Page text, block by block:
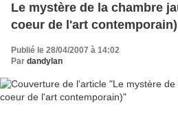
Le mystère de la chambre
coeur de l'art contemporain)
Publié le 28/04/2007 à 14:02
Par dandylan